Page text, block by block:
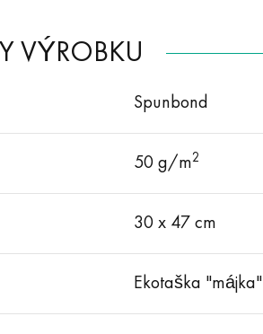
VÝROBKU
Spunbond
50 g/m2
30 x 47 cm
Ekotaška "májka"